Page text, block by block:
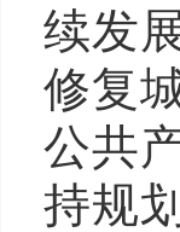
续发
修复
公共
持规